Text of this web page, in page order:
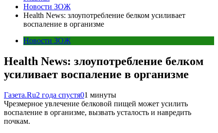
Новости ЗОЖ
Health News: злоупотребление белком усиливает
воспаление в организме
Новости ЗОЖ
Health News: злоупотребление белком
усиливает воспаление в организме
Газета.Ru2 года спустя01 минуты
Чрезмерное увлечение белковой пищей может усилить
воспаление в организме, вызвать усталость и навредить
почкам.